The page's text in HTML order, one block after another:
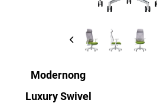
Modernong
Luxury Swivel